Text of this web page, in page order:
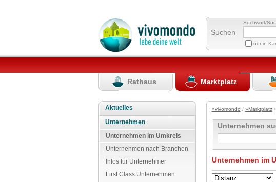
Suchen
Suchwort/
nur in
Rathaus Marktplatz
Aktuelles
Unternehmen
Unternehmen im Umkreis
Unternehmen nach Branchen
Infos für Unternehmer
First Class Unternehmen
»vivomondo / »Marktplatz/
Unternehmen
Unternehmen im